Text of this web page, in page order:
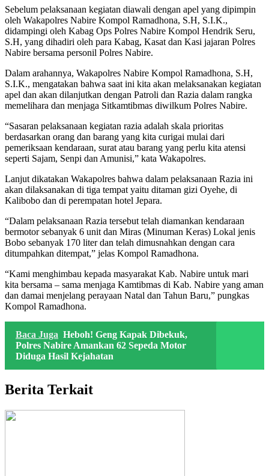
Sebelum pelaksanaan kegiatan diawali dengan apel yang dipimpin
oleh Wakapolres Nabire Kompol Ramadhona, S.H, S.I.K.,
didampingi oleh Kabag Ops Polres Nabire Kompol Hendrik Seru,
S.H, yang dihadiri oleh para Kabag, Kasat dan Kasi jajaran Polres
Nabire bersama personil Polres Nabire.
Dalam arahannya, Wakapolres Nabire Kompol Ramadhona, S.H,
S.I.K., mengatakan bahwa saat ini kita akan melaksanakan kegiatan
apel dan akan dilanjutkan dengan Patroli dan Razia dalam rangka
memelihara dan menjaga Sitkamtibmas diwilkum Polres Nabire.
“Sasaran pelaksanaan kegiatan razia adalah skala prioritas
berdasarkan orang dan barang yang kita curigai mulai dari
pemeriksaan kendaraan, surat atau barang yang perlu kita atensi
seperti Sajam, Senpi dan Amunisi,” kata Wakapolres.
Lanjut dikatakan Wakapolres bahwa dalam pelaksanaan Razia ini
akan dilaksanakan di tiga tempat yaitu ditaman gizi Oyehe, di
Kalibobo dan di perempatan hotel Jepara.
“Dalam pelaksanaan Razia tersebut telah diamankan kendaraan
bermotor sebanyak 6 unit dan Miras (Minuman Keras) Lokal jenis
Bobo sebanyak 170 liter dan telah dimusnahkan dengan cara
ditumpahkan ditempat,” jelas Kompol Ramadhona.
“Kami menghimbau kepada masyarakat Kab. Nabire untuk mari
kita bersama – sama menjaga Kamtibmas di Kab. Nabire yang aman
dan damai menjelang perayaan Natal dan Tahun Baru,” pungkas
Kompol Ramadhona.
Baca Juga Heboh! Geng Kapak Dibekuk,
Polres Nabire Amankan 62 Sepeda Motor
Diduga Hasil Kejahatan
Berita Terkait